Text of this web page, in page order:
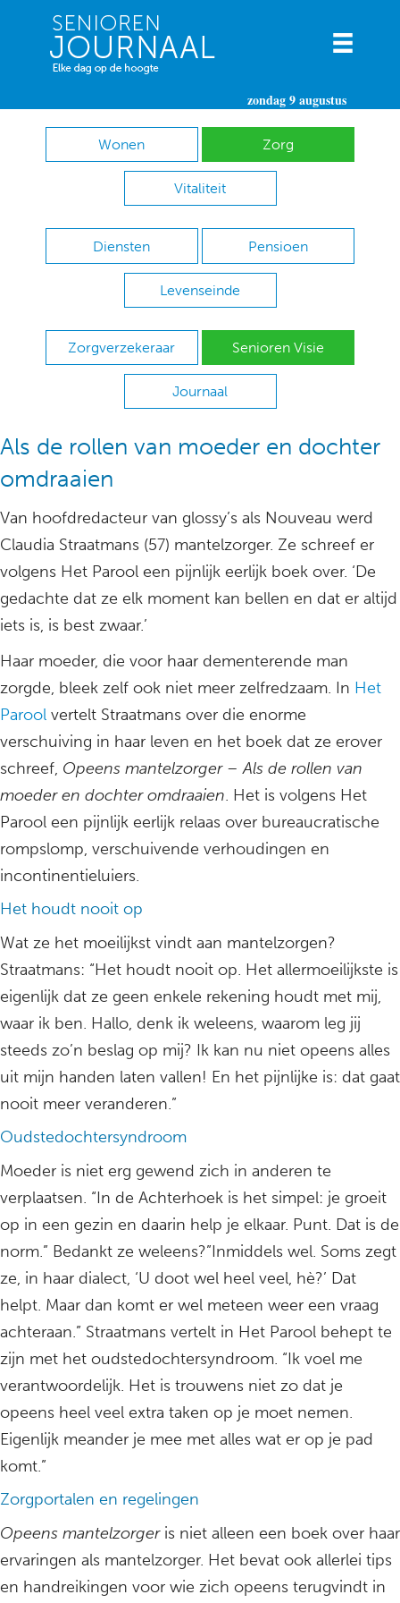
zondag 9 augustus
Wonen Zorg
Vitaliteit
Diensten Pensioen
Levenseinde
Zorgverzekeraar Senioren Visie
Journaal
Als de rollen van moeder en dochter
omdraaien
Van hoofdredacteur van glossy’s als Nouveau werd
Claudia Straatmans (57) mantelzorger. Ze schreef er
volgens Het Parool een pijnlijk eerlijk boek over. ‘De
gedachte dat ze elk moment kan bellen en dat er altijd
iets is, is best zwaar.’
Haar moeder, die voor haar dementerende man
zorgde, bleek zelf ook niet meer zelfredzaam. In Het
Parool vertelt Straatmans over die enorme
verschuiving in haar leven en het boek dat ze erover
schreef, Opeens mantelzorger – Als de rollen van
moeder en dochter omdraaien. Het is volgens Het
Parool een pijnlijk eerlijk relaas over bureaucratische
rompslomp, verschuivende verhoudingen en
incontinentieluiers.
Het houdt nooit op
Wat ze het moeilijkst vindt aan mantelzorgen?
Straatmans: “Het houdt nooit op. Het allermoeilijkste is
eigenlijk dat ze geen enkele rekening houdt met mij,
waar ik ben. Hallo, denk ik weleens, waarom leg jij
steeds zo’n beslag op mij? Ik kan nu niet opeens alles
uit mijn handen laten vallen! En het pijnlijke is: dat gaat
nooit meer veranderen.”
Oudstedochtersyndroom
Moeder is niet erg gewend zich in anderen te
verplaatsen. “In de Achterhoek is het simpel: je groeit
op in een gezin en daarin help je elkaar. Punt. Dat is de
norm.” Bedankt ze weleens?”Inmiddels wel. Soms zegt
ze, in haar dialect, ‘U doot wel heel veel, hè?’ Dat
helpt. Maar dan komt er wel meteen weer een vraag
achteraan.” Straatmans vertelt in Het Parool behept te
zijn met het oudstedochtersyndroom. “Ik voel me
verantwoordelijk. Het is trouwens niet zo dat je
opeens heel veel extra taken op je moet nemen.
Eigenlijk meander je mee met alles wat er op je pad
komt.”
Zorgportalen en regelingen
Opeens mantelzorgeris niet alleen een boek over haar
ervaringen als mantelzorger. Het bevat ook allerlei tips
en handreikingen voor wie zich opeens terugvindt in